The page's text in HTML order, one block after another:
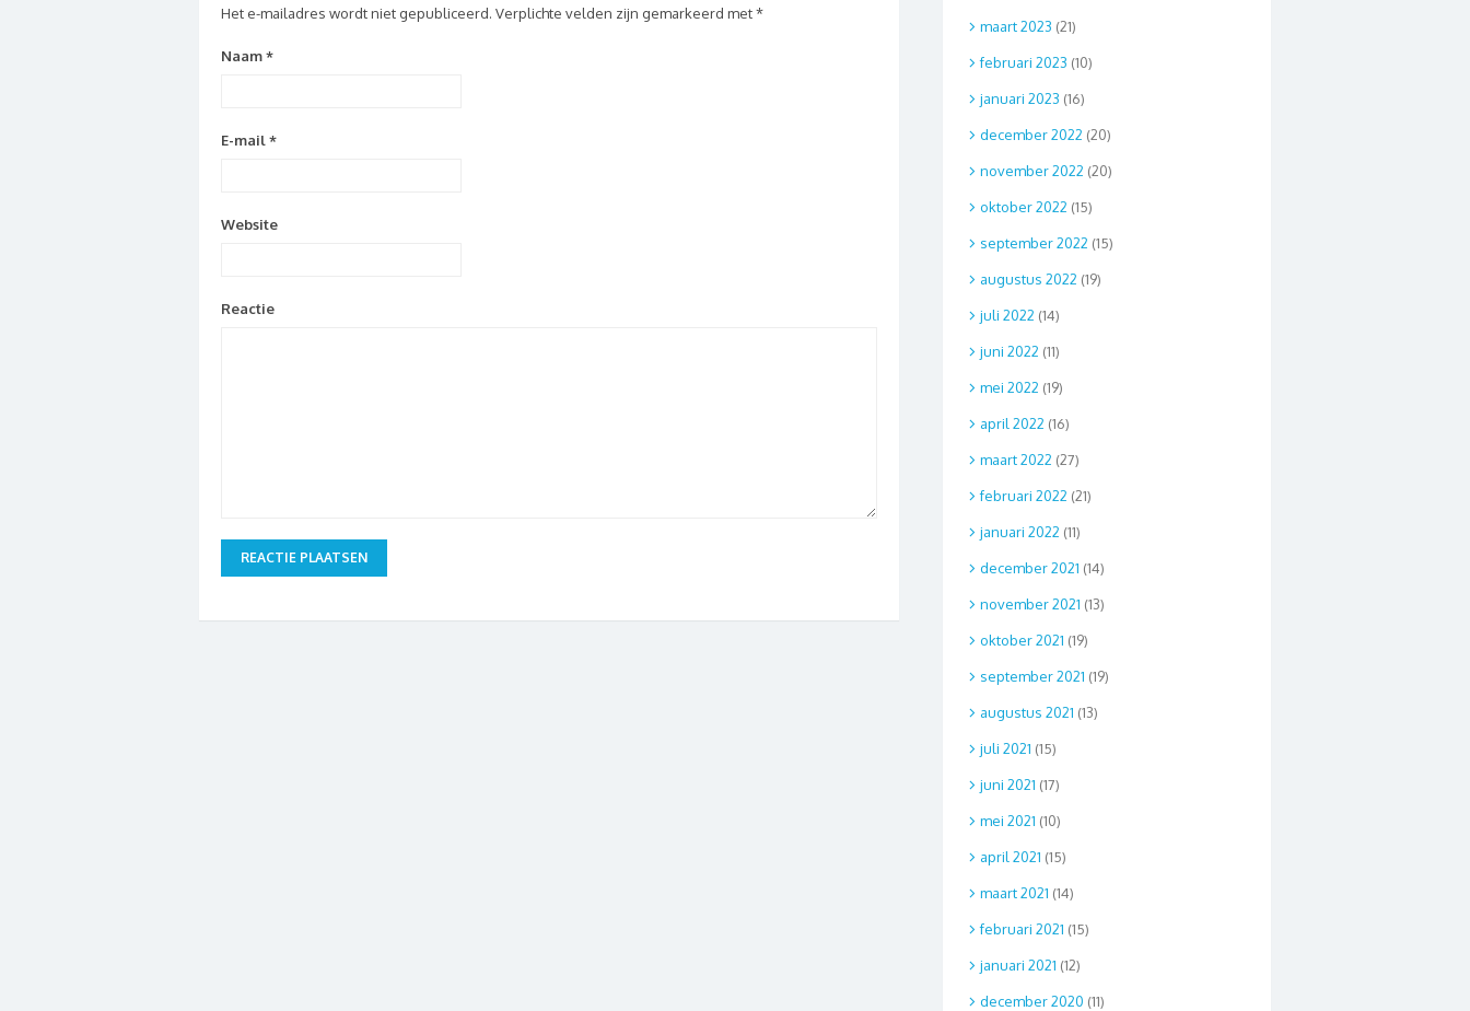
Het e-mailadres wordt niet gepubliceerd. Verplichte velden zijn gemarkeerd met*
Naam*
E-mail*
Website
Reactie
maart 2023 (21)
februari 2023 (10)
januari 2023 (16)
december 2022 (20)
november 2022 (20)
oktober 2022 (15)
september 2022 (15)
augustus 2022 (19)
juli 2022 (14)
juni 2022 (11)
mei 2022 (19)
april 2022 (16)
maart 2022 (27)
februari 2022 (21)
januari 2022 (11)
december 2021 (14)
november 2021 (13)
oktober 2021 (19)
september 2021 (19)
augustus 2021 (13)
juli 2021 (15)
juni 2021 (17)
mei 2021 (10)
april 2021 (15)
maart 2021 (14)
februari 2021 (15)
januari 2021 (12)
december 2020 (11)